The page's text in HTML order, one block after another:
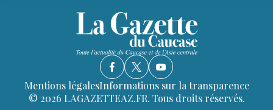
Mentions légalesInformations sur la transparence
© 2026 LAGAZETTEAZ.FR. Tous droits réservés.